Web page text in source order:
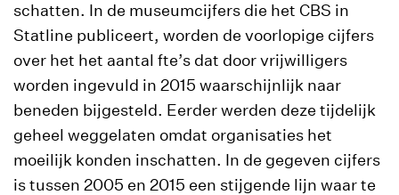
schatten. In de museumcijfers die het CBS in
Statline publiceert, worden de voorlopige cijfers
over het het aantal fte’s dat door vrijwilligers
worden ingevuld in 2015 waarschijnlijk naar
beneden bijgesteld. Eerder werden deze tijdelijk
geheel weggelaten omdat organisaties het
moeilijk konden inschatten. In de gegeven cijfers
is tussen 2005 en 2015 een stijgende lijn waar te